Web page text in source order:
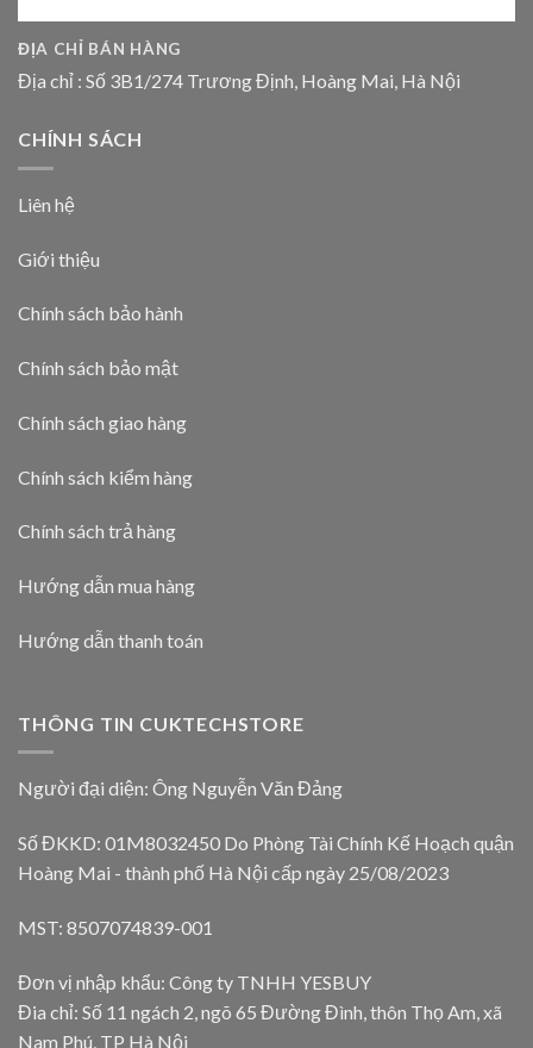
ĐỊA CHỈ BÁN HÀNG
Địa chỉ : Số 3B1/274 Trương Định, Hoàng Mai, Hà Nội
CHÍNH SÁCH
Liên hệ
Giới thiệu
Chính sách bảo hành
Chính sách bảo mật
Chính sách giao hàng
Chính sách kiểm hàng
Chính sách trả hàng
Hướng dẫn mua hàng
Hướng dẫn thanh toán
THÔNG TIN CUKTECHSTORE
Người đại diện: Ông Nguyễn Văn Đảng
Số ĐKKD: 01M8032450 Do Phòng Tài Chính Kế Hoạch quận
Hoàng Mai - thành phố Hà Nội cấp ngày 25/08/2023
MST: 8507074839-001
Đơn vị nhập khẩu: Công ty TNHH YESBUY
Đia chỉ: Số 11 ngách 2, ngõ 65 Đường Đình, thôn Thọ Am, xã
Nam Phú, TP Hà Nội